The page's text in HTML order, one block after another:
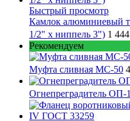
Быстрый просмотр
Камлок алюминиевый
1/2" х ниппель 3") 1
Рекомендуем
Муфта сливная МС-50
Огнепреградитель ОП-